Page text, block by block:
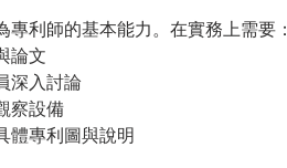
專利師的基本能力。在實務上需要：
論文
深入討論
察設備
體專利圖與說明